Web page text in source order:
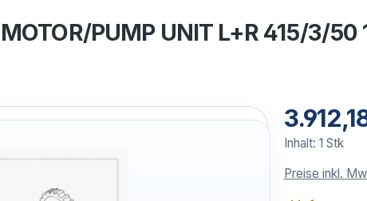
PUMP UNIT L+R 415/3/50
Inhalt: 1 Stk
Preise inkl.